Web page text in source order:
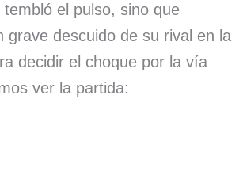
tembló el pulso, sino que
grave descuido de su rival en la
decidir el choque por la vía
ver la partida: